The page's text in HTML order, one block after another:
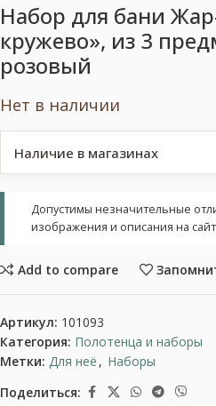
Набор для бани
кружево», из 3
розовый
Нет в наличии
Наличие в магазинах
Допустимы незначительные
изображения и описания на
Add to compare
Артикул: 101093
Категория: Полотенца и наборы
Метки: Для неё , Наборы
Поделиться: